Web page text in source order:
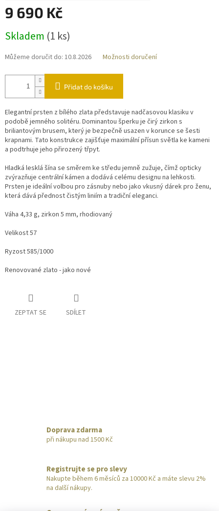
9 690 Kč
cena:
Skladem (1 ks)
Můžeme doručit do: 10.8.2026 Možnosti doručení
Přidat do košíku
Elegantní prsten z bílého zlata představuje nadčasovou klasiku v
podobě jemného solitéru. Dominantou šperku je čirý zirkon s
briliantovým brusem, který je bezpečně usazen v korunce se šesti
krapnami. Tato konstrukce zajišťuje maximální přísun světla ke kameni
a podtrhuje jeho přirozený třpyt.
Hladká lesklá šína se směrem ke středu jemně zužuje, čímž opticky
zvýrazňuje centrální kámen a dodává celému designu na lehkosti.
Prsten je ideální volbou pro zásnuby nebo jako vkusný dárek pro ženu,
která dává přednost čistým liniím a tradiční eleganci.
Váha 4,33 g, zirkon 5 mm, rhodiovaný
Velikost 57
Ryzost 585/1000
Renovované zlato - jako nové
ZEPTAT SE SDÍLET
Doprava zdarma
při nákupu nad 1500 Kč
Registrujte se pro slevy
Nakupte během 6 měsíců za 10000 Kč a máte slevu 2%
na další nákupy.